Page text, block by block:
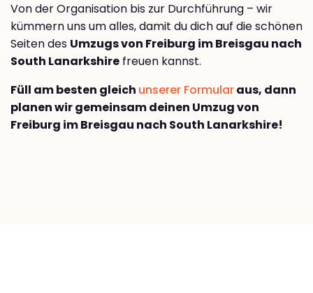
Von der Organisation bis zur Durchführung – wir
kümmern uns um alles, damit du dich auf die schönen
Seiten des Umzugs von Freiburg im Breisgau nach
South Lanarkshire freuen kannst.
Füll am besten gleich unserer Formularaus, dann
planen wir gemeinsam deinen Umzug von
Freiburg im Breisgau nach South Lanarkshire!